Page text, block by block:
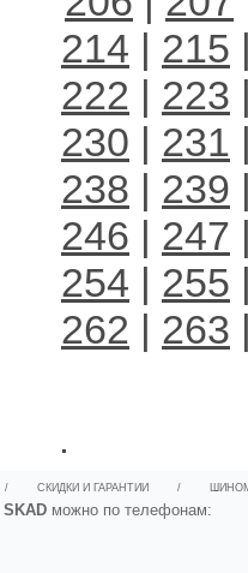
214 | 215
222 | 223
230 | 231
238 | 239
246 | 247
254 | 255
262 | 263
.
/ СКИДКИ И ГАРАНТИИ /
SKAD можно по телефонам: